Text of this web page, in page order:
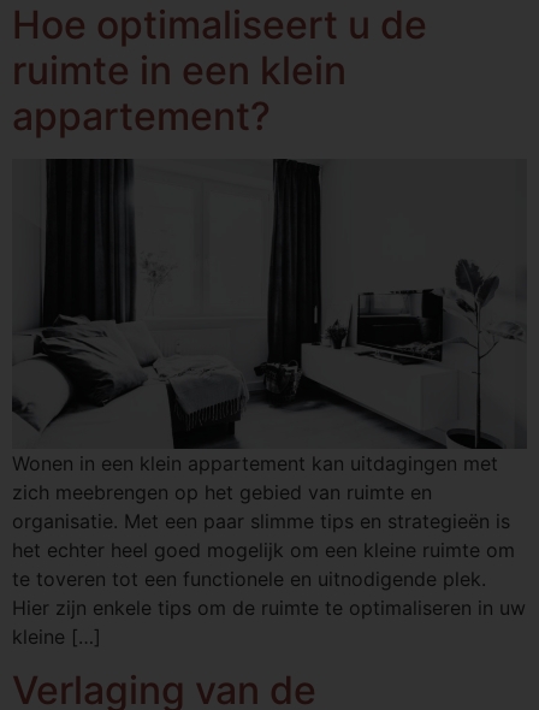
Hoe optimaliseert u de
ruimte in een klein
appartement?
Wonen in een klein appartement kan uitdagingen met
zich meebrengen op het gebied van ruimte en
organisatie. Met een paar slimme tips en strategieën is
het echter heel goed mogelijk om een kleine ruimte om
te toveren tot een functionele en uitnodigende plek.
Hier zijn enkele tips om de ruimte te optimaliseren in uw
kleine […]
Verlaging van de